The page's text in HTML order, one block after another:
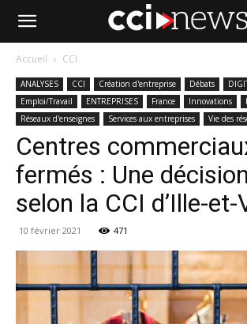
Accueil CCI
ANALYSES CCI Création d'entreprise Débats
Emploi/Travail
ENTREPRISES France Innovations
Réseaux d'enseignes
Services aux entreprises Vie des
Centres
fermés : Une
selon la CCI d’Ille-et-
10 février 2021 471